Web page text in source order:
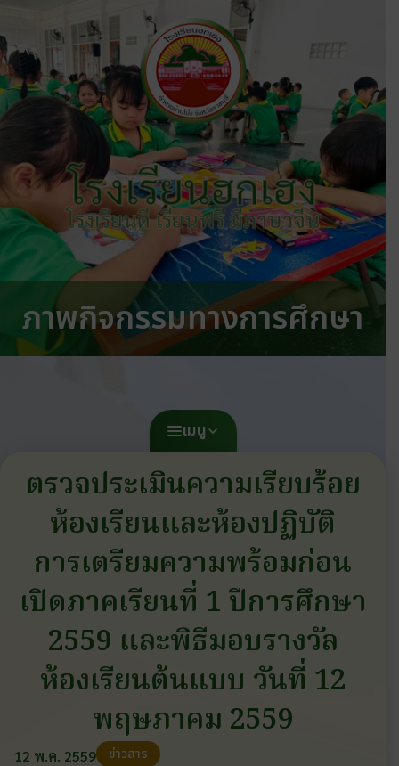
โรงเรียนฮกเฮง
โรงเรียนดี เรียนฟรี มีภาษาจีน
ภาพกิจกรรมทางการศึกษา
เมนู
ตรวจประเมินความเรียบร้อย
ห้องเรียนและห้องปฏิบัติ
การเตรียมความพร้อมก่อน
เปิดภาคเรียนที่ 1 ปีการศึกษา
2559 และพิธีมอบรางวัล
ห้องเรียนต้นแบบ วันที่ 12
พฤษภาคม 2559
12 พ.ค. 2559 ข่าวสาร